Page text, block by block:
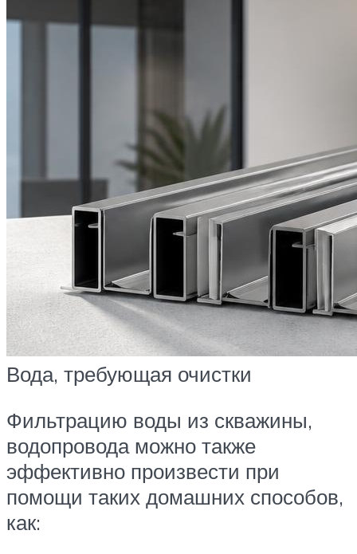
Вода, требующая очистки
Фильтрацию воды из скважины,
водопровода можно также
эффективно произвести при
помощи таких домашних способов,
как: